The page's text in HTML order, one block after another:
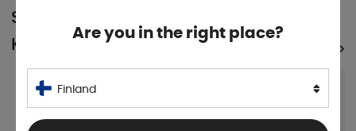
SAMASSA
KATEGORIASSA
Are you in the right place?
Finland